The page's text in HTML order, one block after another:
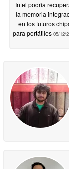
Intel podría
la memoria
en los futuros
para portátiles 05/12/